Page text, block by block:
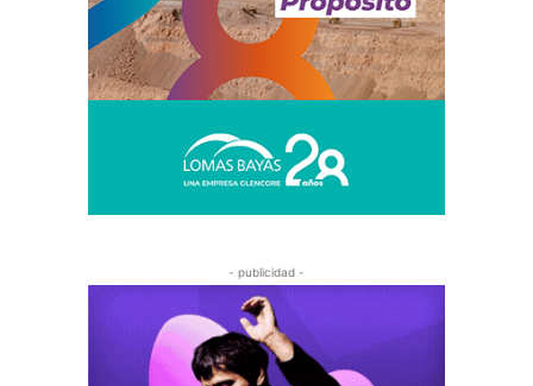
- publicidad -